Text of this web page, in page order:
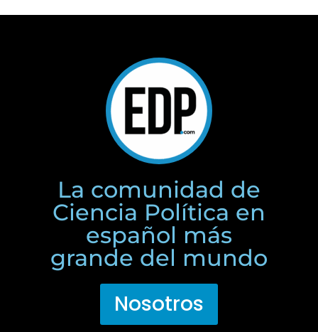
La comunidad de
Ciencia Política en
español más
grande del mundo
Nosotros